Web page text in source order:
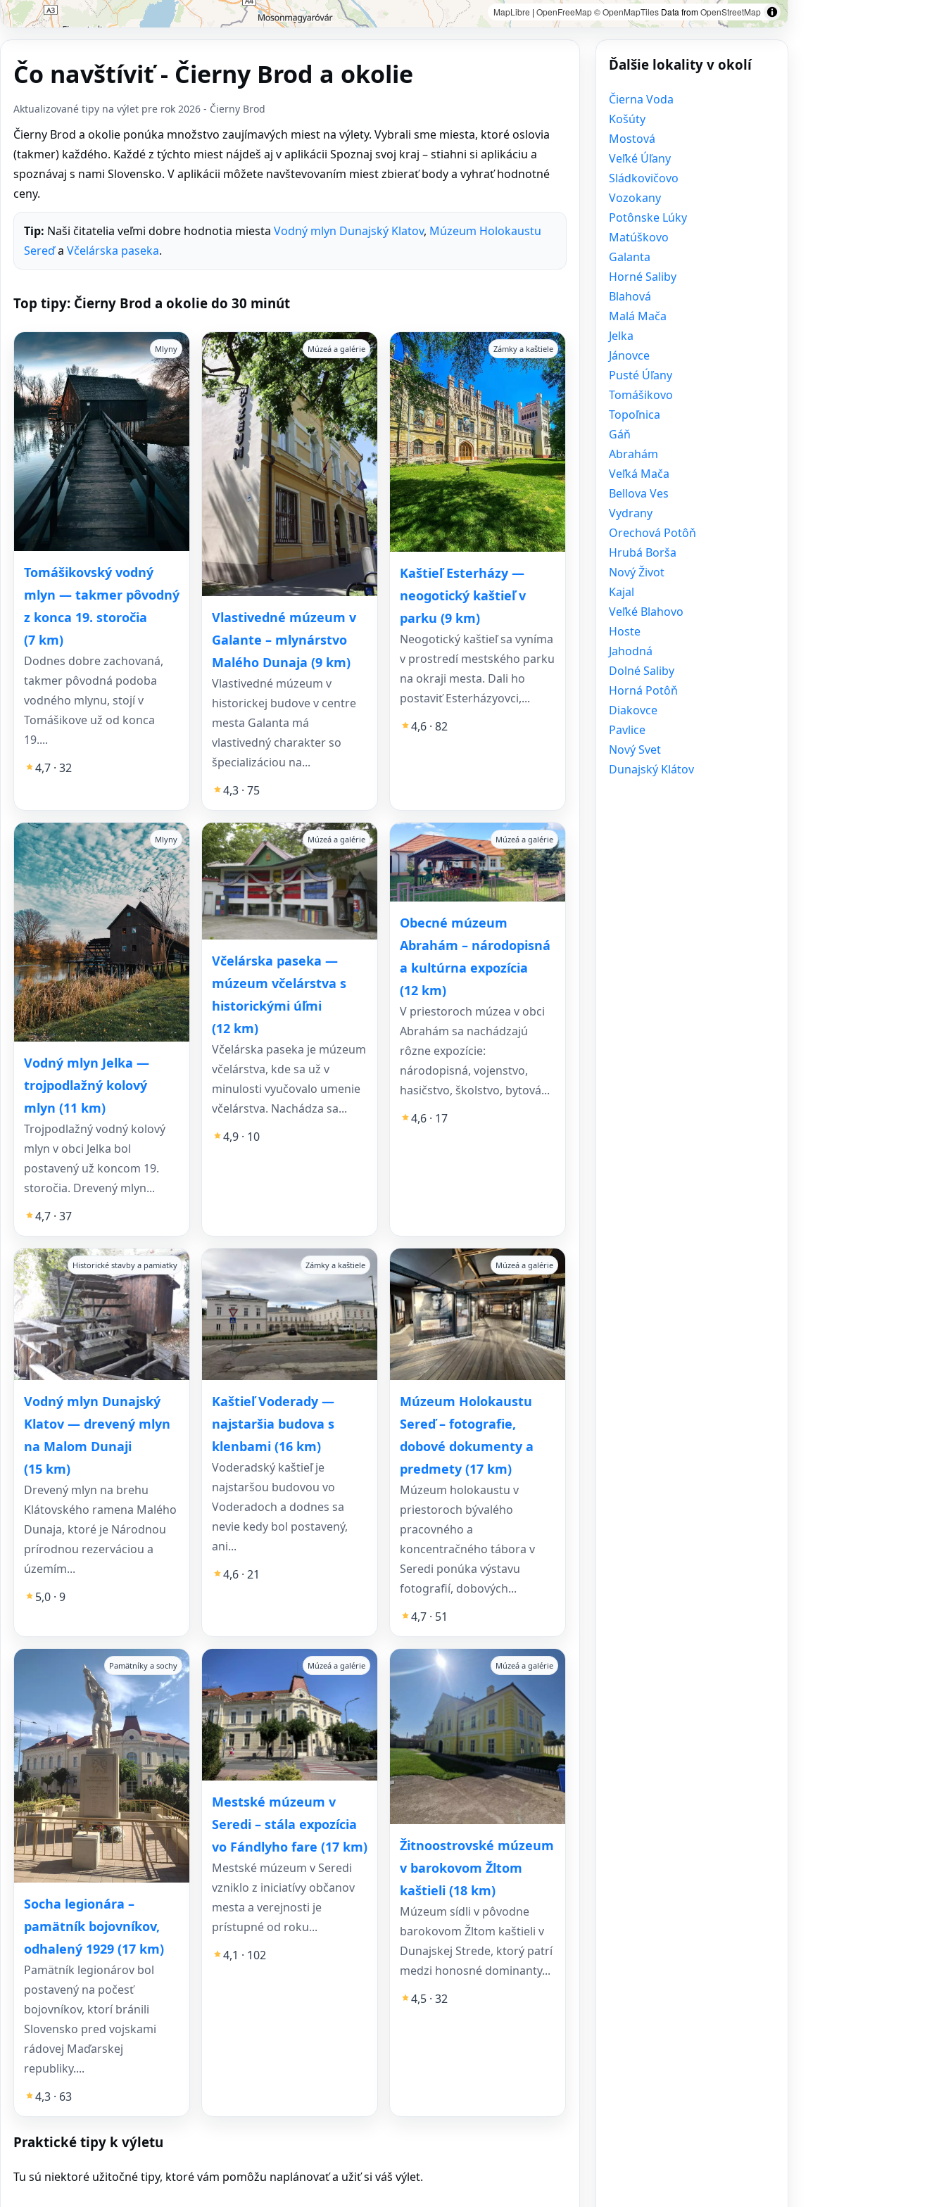
MapLibre | OpenFreeMap© OpenMapTiles Data fromOpenStreetMap
Čo navštíviť - Čierny Brod a okolie
Aktualizované tipy na výlet pre rok 2026 - Čierny Brod
Čierny Brod a okolie ponúka množstvo zaujímavých miest na výlety. Vybrali sme miesta, ktoré oslovia
(takmer) každého. Každé z týchto miest nájdeš aj v aplikácii Spoznaj svoj kraj – stiahni si aplikáciu a
spoznávaj s nami Slovensko. V aplikácii môžete navštevovaním miest zbierať body a vyhrať hodnotné
ceny.
Tip: Naši čitatelia veľmi dobre hodnotia miesta Vodný mlyn Dunajský Klatov, Múzeum Holokaustu
Sereďa Včelárska paseka.
Top tipy: Čierny Brod a okolie do 30 minút
Tomášikovský vodný
mlyn — takmer pôvodný
z konca 19. storočia
(7 km)
Mlyny
Dodnes dobre zachovaná,
takmer pôvodná podoba
vodného mlynu, stojí v
Tomášikove už od konca
19....
4,7 · 32
Vlastivedné múzeum v
Galante – mlynárstvo
Malého Dunaja (9 km)
Múzeá a galérie
Vlastivedné múzeum v
historickej budove v centre
mesta Galanta má
vlastivedný charakter so
špecializáciou na...
4,3 · 75
Kaštieľ Esterházy —
neogotický kaštieľ v
parku (9 km)
Zámky a kaštiele
Neogotický kaštieľ sa vyníma
v prostredí mestského parku
na okraji mesta. Dali ho
postaviť Esterházyovci,...
4,6 · 82
Vodný mlyn Jelka —
trojpodlažný kolový
mlyn (11 km)
Mlyny
Trojpodlažný vodný kolový
mlyn v obci Jelka bol
postavený už koncom 19.
storočia. Drevený mlyn...
4,7 · 37
Včelárska paseka —
múzeum včelárstva s
historickými úľmi
(12 km)
Múzeá a galérie
Včelárska paseka je múzeum
včelárstva, kde sa už v
minulosti vyučovalo umenie
včelárstva. Nachádza sa...
4,9 · 10
Obecné múzeum
Abrahám – národopisná
a kultúrna expozícia
(12 km)
Múzeá a galérie
V priestoroch múzea v obci
Abrahám sa nachádzajú
rôzne expozície:
národopisná, vojenstvo,
hasičstvo, školstvo, bytová...
4,6 · 17
Vodný mlyn Dunajský
Klatov — drevený mlyn
na Malom Dunaji
(15 km)
Historické stavby a pamiatky
Drevený mlyn na brehu
Klátovského ramena Malého
Dunaja, ktoré je Národnou
prírodnou rezerváciou a
územím...
5,0 · 9
Kaštieľ Voderady —
najstaršia budova s
klenbami (16 km)
Zámky a kaštiele
Voderadský kaštieľ je
najstaršou budovou vo
Voderadoch a dodnes sa
nevie kedy bol postavený,
ani...
4,6 · 21
Múzeum Holokaustu
Sereď – fotografie,
dobové dokumenty a
predmety (17 km)
Múzeá a galérie
Múzeum holokaustu v
priestoroch bývalého
pracovného a
koncentračného tábora v
Seredi ponúka výstavu
fotografií, dobových...
4,7 · 51
Socha legionára –
pamätník bojovníkov,
odhalený 1929 (17 km)
Pamätníky a sochy
Pamätník legionárov bol
postavený na počesť
bojovníkov, ktorí bránili
Slovensko pred vojskami
rádovej Maďarskej
republiky....
4,3 · 63
Mestské múzeum v
Seredi – stála expozícia
vo Fándlyho fare (17 km)
Múzeá a galérie
Mestské múzeum v Seredi
vzniklo z iniciatívy občanov
mesta a verejnosti je
prístupné od roku...
4,1 · 102
Žitnoostrovské múzeum
v barokovom Žltom
kaštieli (18 km)
Múzeá a galérie
Múzeum sídli v pôvodne
barokovom Žltom kaštieli v
Dunajskej Strede, ktorý patrí
medzi honosné dominanty...
4,5 · 32
Praktické tipy k výletu
Tu sú niektoré užitočné tipy, ktoré vám pomôžu naplánovať a užiť si váš výlet.
Ďalšie lokality v okolí
Čierna Voda
Košúty
Mostová
Veľké Úľany
Sládkovičovo
Vozokany
Potônske Lúky
Matúškovo
Galanta
Horné Saliby
Blahová
Malá Mača
Jelka
Jánovce
Pusté Úľany
Tomášikovo
Topoľnica
Gáň
Abrahám
Veľká Mača
Bellova Ves
Vydrany
Orechová Potôň
Hrubá Borša
Nový Život
Kajal
Veľké Blahovo
Hoste
Jahodná
Dolné Saliby
Horná Potôň
Diakovce
Pavlice
Nový Svet
Dunajský Klátov